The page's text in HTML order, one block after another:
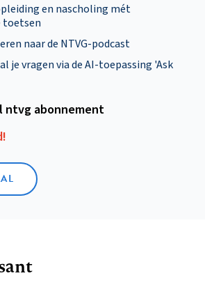
en nascholing mét
toetsen
naar de NTVG-podcast
je vragen via de AI-toepassing 'Ask
ntvg abonnement